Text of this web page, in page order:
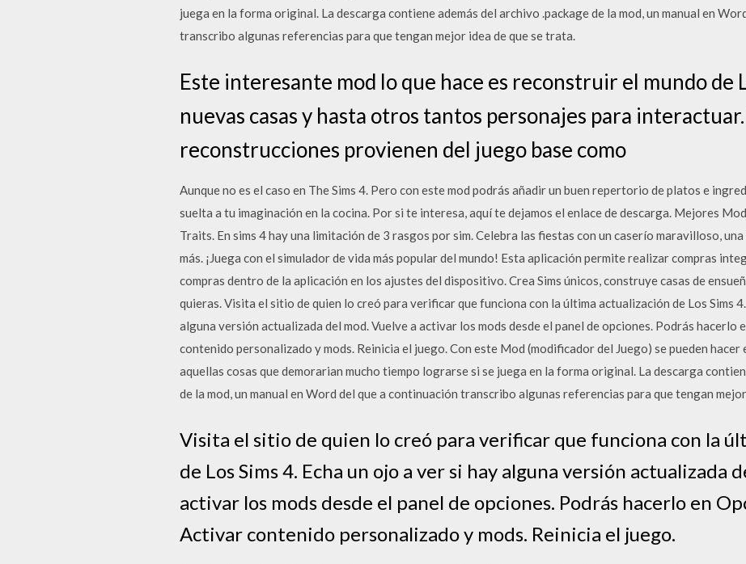
juega en la forma original. La descarga contiene además del archivo .package de la mod, un manual en
transcribo algunas referencias para que tengan mejor idea de que se trata.
Este interesante mod lo que hace es reconstruir el mundo de
nuevas casas y hasta otros tantos personajes para interactuar.
reconstrucciones provienen del juego base como
Aunque no es el caso en The Sims 4. Pero con este mod podrás añadir un buen repertorio de platos e
suelta a tu imaginación en la cocina. Por si te interesa, aquí te dejamos el enlace de descarga. Mejores
Traits. En sims 4 hay una limitación de 3 rasgos por sim. Celebra las fiestas con un caserío maravilloso,
más. ¡Juega con el simulador de vida más popular del mundo! Esta aplicación permite realizar compras
compras dentro de la aplicación en los ajustes del dispositivo. Crea Sims únicos, construye casas de
quieras. Visita el sitio de quien lo creó para verificar que funciona con la última actualización de Los Sims
alguna versión actualizada del mod. Vuelve a activar los mods desde el panel de opciones. Podrás
contenido personalizado y mods. Reinicia el juego. Con este Mod (modificador del Juego) se pueden hacer
aquellas cosas que demorarian mucho tiempo lograrse si se juega en la forma original. La descarga
de la mod, un manual en Word del que a continuación transcribo algunas referencias para que tengan
Visita el sitio de quien lo creó para verificar que funciona con la
de Los Sims 4. Echa un ojo a ver si hay alguna versión actualizada
activar los mods desde el panel de opciones. Podrás hacerlo en
Activar contenido personalizado y mods. Reinicia el juego.